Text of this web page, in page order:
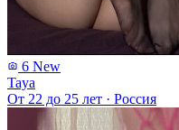
6 New
Taya
От 22 до 25 лет · Россия